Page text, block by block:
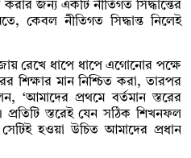
করার জন্য একটি নীতিগত সিদ্ধান্তের
কেবল নীতিগত সিদ্ধান্ত নিলেই
রেখে ধাপে ধাপে এগোনোর পক্ষে
শিক্ষার মান নিশ্চিত করা, তারপর
‘আমাদের প্রথমে বর্তমান স্তরের
প্রতিটি স্তরেই যেন সঠিক শিখনফল
হওয়া উচিত আমাদের প্রধান